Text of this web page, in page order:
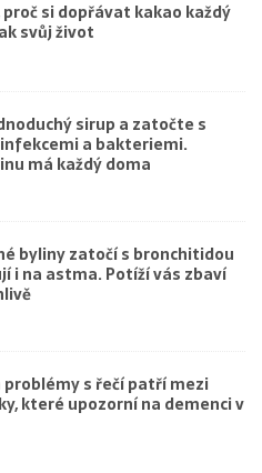
proč si dopřávat kakao každý
svůj život
sirup a zatočte s
a bakteriemi.
má každý doma
byliny zatočí s bronchitidou
i na astma. Potíží vás zbaví
problémy s řečí patří mezi
které upozorní na demenci v